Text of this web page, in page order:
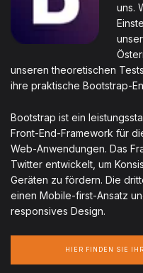
uns.
unseren theoretischen
ihre praktische Bootstrap-
Bootstrap ist ein
Front-End-Framework für
Web-Anwendungen. Das
Twitter entwickelt, um
Geräten zu fördern. Die
einen Mobile-first-Ansatz
responsives Design.
HIER FINDEN SIE